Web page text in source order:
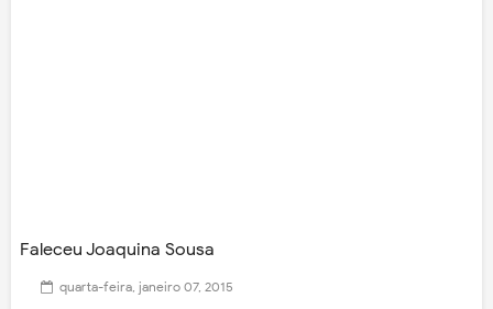
Faleceu Joaquina Sousa
quarta-feira, janeiro 07, 2015